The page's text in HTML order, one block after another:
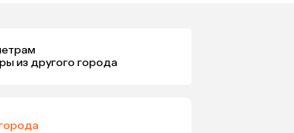
из другого города